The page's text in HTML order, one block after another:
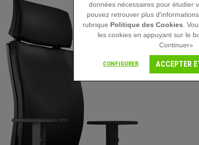
données nécessaires pour étudier
pouvez retrouver plus
rubrique Politique des Cookies .
les cookies en appuyant sur le
Continuer»
CONFIGURER ACCEPTER